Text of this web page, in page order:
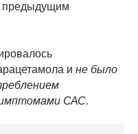
предыдущим
и не было
САС.